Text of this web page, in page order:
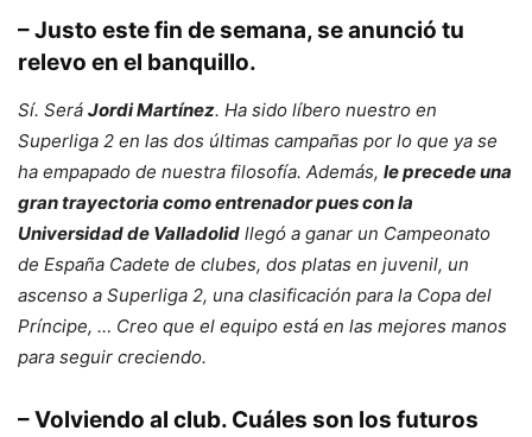
– Justo este fin de semana, se anunció tu
relevo en el banquillo.
Sí. Será Jordi Martínez. Ha sido líbero nuestro en
Superliga 2 en las dos últimas campañas por lo que ya se
ha empapado de nuestra filosofía. Además, le precede una
gran trayectoria como entrenador pues con la
Universidad de Valladolid llegó a ganar un Campeonato
de España Cadete de clubes, dos platas en juvenil, un
ascenso a Superliga 2, una clasificación para la Copa del
Príncipe, … Creo que el equipo está en las mejores manos
para seguir creciendo.
– Volviendo al club. Cuáles son los futuros